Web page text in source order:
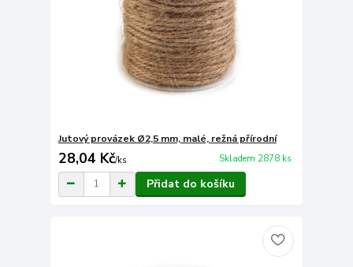
Jutový provázek Ø2,5 mm, malé, režná přírodní
28,04 Kč/ks Skladem 2878 ks
Přidat do košíku